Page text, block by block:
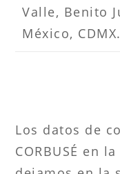
Valle, Benito
México, CDMX.
Los datos de
CORBUSÉ en